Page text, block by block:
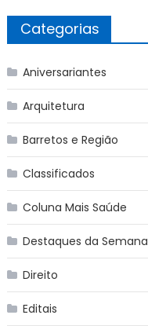
Categorias
Aniversariantes
Arquitetura
Barretos e Região
Classificados
Coluna Mais Saúde
Destaques da Semana
Direito
Editais